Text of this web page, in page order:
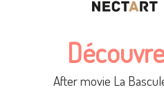
After movie La